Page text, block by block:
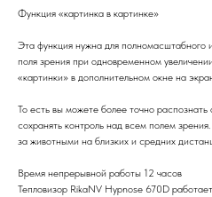
Функция «картинка в картинке»
Эта функция нужна для полномасштабного
поля зрения при одновременном
«картинки» в дополнительном окне на
То есть вы можете более точно
сохранять контроль над всем полем
за животными на близких и средних
Время непрерывной работы 12 часов
Тепловизор RikaNV Hypnose 670D